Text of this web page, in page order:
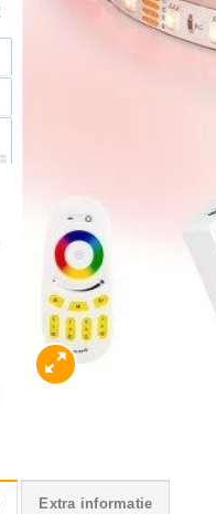
Extra informatie